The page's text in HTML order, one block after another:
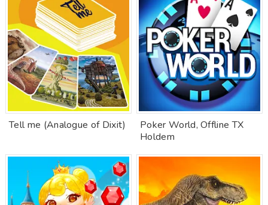
Tell me (Analogue of Dixit)
Poker World, Offline TX
Holdem